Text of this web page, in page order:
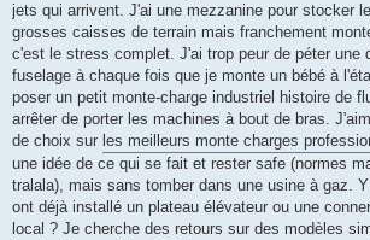
jets qui arrivent. J'ai une mezzanine pour stocker
grosses caisses de terrain mais franchement
c'est le stress complet. J'ai trop peur de péter une
fuselage à chaque fois que je monte un bébé à
poser un petit monte-charge industriel histoire de
arrêter de porter les machines à bout de bras.
de choix sur les meilleurs monte charges
une idée de ce qui se fait et rester safe (normes
tralala), mais sans tomber dans une usine à gaz.
ont déjà installé un plateau élévateur ou une
local ? Je cherche des retours sur des modèles